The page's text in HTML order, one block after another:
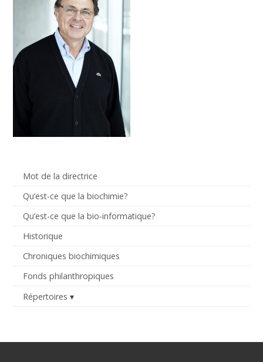
Mot de la directrice
Qu’est-ce que la biochimie?
Qu’est-ce que la bio-informatique?
Historique
Chroniques biochimiques
Fonds philanthropiques
Répertoires